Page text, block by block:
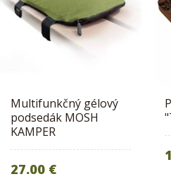
Multifunkčný gélový
podsedák MOSH
KAMPER
27.00 €